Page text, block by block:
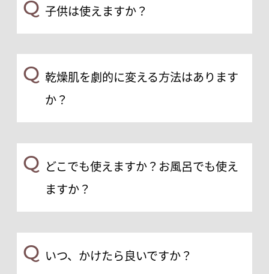
Q 子供は使えますか？
Q 乾燥肌を劇的に変える方法はあります
か？
Q どこでも使えますか？お風呂でも使え
ますか？
Q いつ、かけたら良いですか？